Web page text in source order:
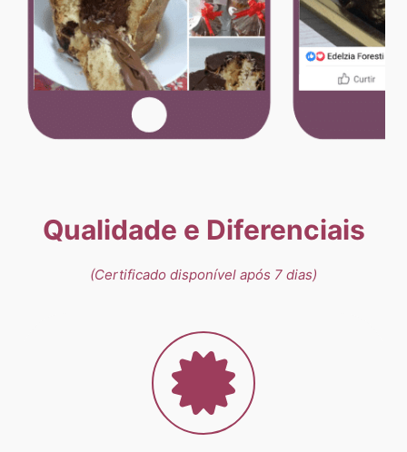
Qualidade e Diferenciais
(Certificado disponível após 7 dias)